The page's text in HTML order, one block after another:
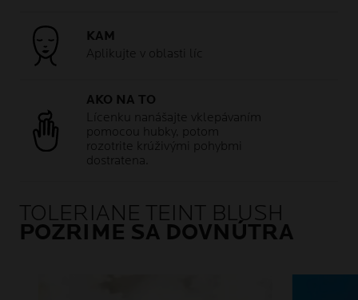
KAM
Aplikujte v oblasti líc
AKO NA TO
Lícenku nanášajte vklepávaním
pomocou hubky, potom
rozotrite krúživými pohybmi
dostratena.
TOLERIANE TEINT BLUSH
POZRIME SA DOVNÚTRA